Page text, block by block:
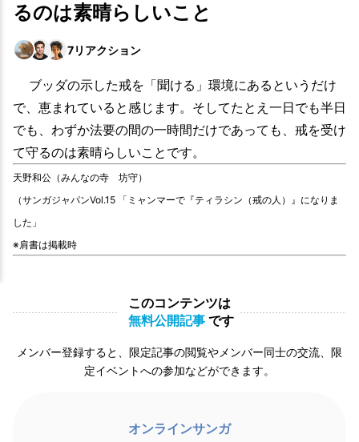
るのは素晴らしいこと
7リアクション
ブッダの示した戒を「聞ける」環境にあるというだけ
で、恵まれていると感じます。そしてたとえ一日でも半日
でも、わずか法要の間の一時間だけであっても、戒を受け
て守るのは素晴らしいことです。
天野和公（みんなの寺 坊守）
（サンガジャパンVol.15 「ミャンマーで『ティラシン（戒の人）』になりま
した」
※肩書は掲載時
このコンテンツは
無料公開記事 です
メンバー登録すると、限定記事の閲覧やメンバー同士の交流、限
定イベントへの参加などができます。
オンラインサンガ